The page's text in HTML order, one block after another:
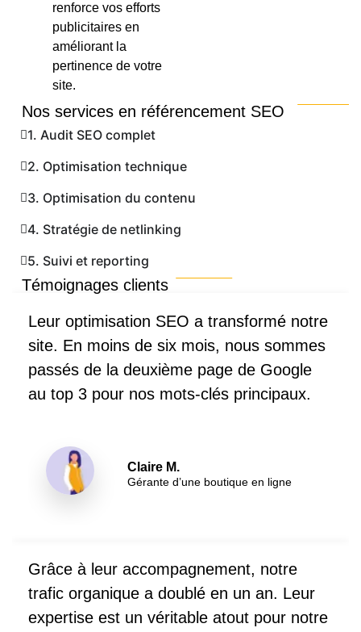
renforce vos efforts
publicitaires en
améliorant la
pertinence de votre
site.
Nos services en référencement SEO
1. Audit SEO complet
2. Optimisation technique
3. Optimisation du contenu
4. Stratégie de netlinking
5. Suivi et reporting
Témoignages clients
Leur optimisation SEO a transformé notre
site. En moins de six mois, nous sommes
passés de la deuxième page de Google
au top 3 pour nos mots-clés principaux.
Claire M.
Gérante d’une boutique en ligne
Grâce à leur accompagnement, notre
trafic organique a doublé en un an. Leur
expertise est un véritable atout pour notre